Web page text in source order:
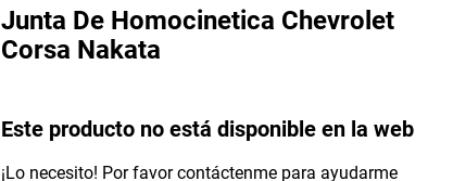
Junta De Homocinetica Chevrolet
Corsa Nakata
Este producto no está disponible en la web
¡Lo necesito! Por favor contáctenme para ayudarme